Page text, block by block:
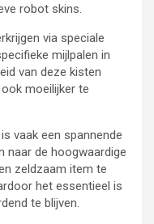
robot skins.
via speciale
mijlpalen in
van deze kisten
moeilijker te
vaak een spannende
naar de hoogwaardige
zeldzaam item te
het essentieel is
te blijven.